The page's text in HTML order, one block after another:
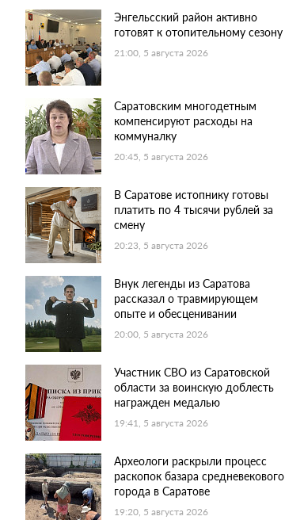
Энгельсский район активно
готовят к отопительному сезону
21:00, 5 августа 2026
Саратовским многодетным
компенсируют расходы на
коммуналку
20:45, 5 августа 2026
В Саратове истопнику готовы
платить по 4 тысячи рублей за
смену
20:23, 5 августа 2026
Внук легенды из Саратова
рассказал о травмирующем
опыте и обесценивании
20:00, 5 августа 2026
Участник СВО из Саратовской
области за воинскую доблесть
награжден медалью
19:41, 5 августа 2026
Археологи раскрыли процесс
раскопок базара средневекового
города в Саратове
19:20, 5 августа 2026